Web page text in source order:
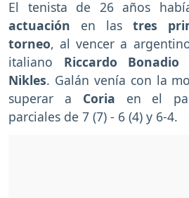
El tenista de 26 años
actuación en las tres
torneo, al vencer a
italiano Riccardo Bonadio
Nikles. Galán venía con la
superar a Coria en el
parciales de 7 (7) - 6 (4) y 6-4.